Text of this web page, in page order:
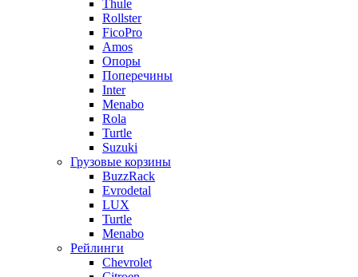
Thule
Rollster
FicoPro
Amos
Опоры
Поперечины
Inter
Menabo
Rola
Turtle
Suzuki
Грузовые корзины
BuzzRack
Evrodetal
LUX
Turtle
Menabo
Рейлинги
Chevrolet